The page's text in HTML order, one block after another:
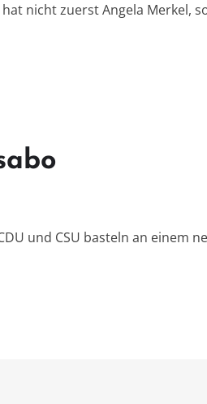
nicht zuerst Angela Merkel,
und CSU basteln an einem